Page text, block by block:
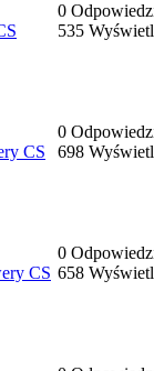
0
535
CS
0
698
CS
0
658